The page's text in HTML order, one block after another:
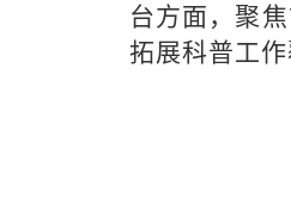
台方面，聚
拓展科普工